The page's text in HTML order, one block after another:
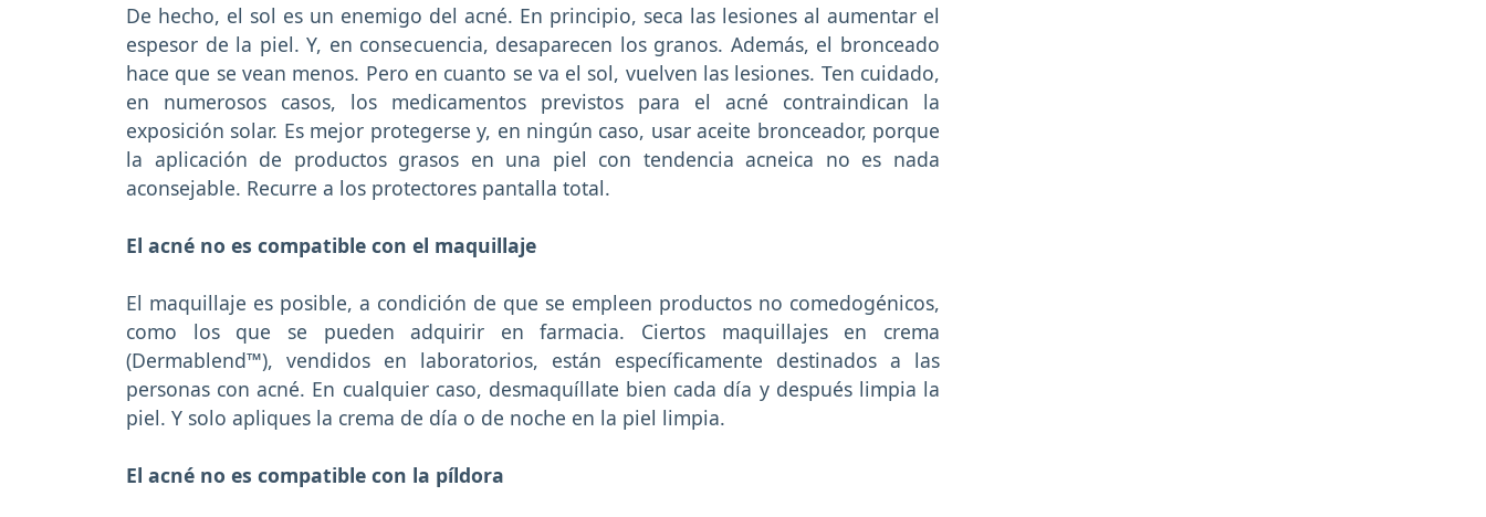
De hecho, el sol es un enemigo del acné. En principio, seca las lesiones al aumentar el
espesor de la piel. Y, en consecuencia, desaparecen los granos. Además, el bronceado
hace que se vean menos. Pero en cuanto se va el sol, vuelven las lesiones. Ten cuidado,
en numerosos casos, los medicamentos previstos para el acné contraindican la
exposición solar. Es mejor protegerse y, en ningún caso, usar aceite bronceador, porque
la aplicación de productos grasos en una piel con tendencia acneica no es nada
aconsejable. Recurre a los protectores pantalla total.
El acné no es compatible con el maquillaje
El maquillaje es posible, a condición de que se empleen productos no comedogénicos,
como los que se pueden adquirir en farmacia. Ciertos maquillajes en crema
(Dermablend™), vendidos en laboratorios, están específicamente destinados a las
personas con acné. En cualquier caso, desmaquíllate bien cada día y después limpia la
piel. Y solo apliques la crema de día o de noche en la piel limpia.
El acné no es compatible con la píldora